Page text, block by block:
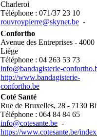
Charleroi
Téléphone : 071/37 23 10
rouvroypierre@skynet.be -
Confortho
Avenue des Entreprises - 4000
Liège
Téléphone : 04 263 53 73
info@bandagisterie-
http://www.bandagisterie-
confortho.be
Coté Santé
Rue de Bruxelles, 28 - 7130
Téléphone : 064 84 84 65
info@cotesante.be -
https://www.cotesante.be/